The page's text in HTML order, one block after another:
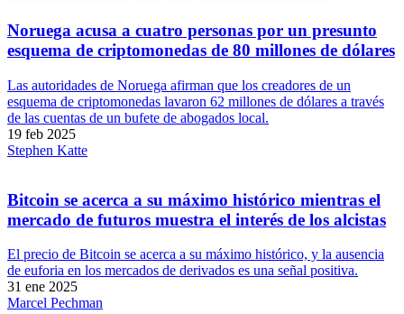
Noruega acusa a cuatro personas por un presunto
esquema de criptomonedas de 80 millones de dólares
Las autoridades de Noruega afirman que los creadores de un
esquema de criptomonedas lavaron 62 millones de dólares a través
de las cuentas de un bufete de abogados local.
19 feb 2025
Stephen Katte
Bitcoin se acerca a su máximo histórico mientras el
mercado de futuros muestra el interés de los alcistas
El precio de Bitcoin se acerca a su máximo histórico, y la ausencia
de euforia en los mercados de derivados es una señal positiva.
31 ene 2025
Marcel Pechman